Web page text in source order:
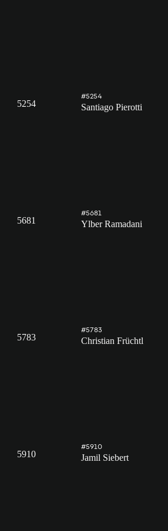
5254
#5254
Santiago Pierotti
5681
#5681
Ylber Ramadani
5783
#5783
Christian Früchtl
5910
#5910
Jamil Siebert